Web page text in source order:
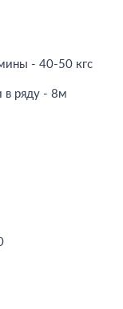
- 40-50 кгс
в ряду - 8м